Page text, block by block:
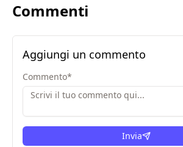
Commenti
Aggiungi un commento
Commento*
Invia